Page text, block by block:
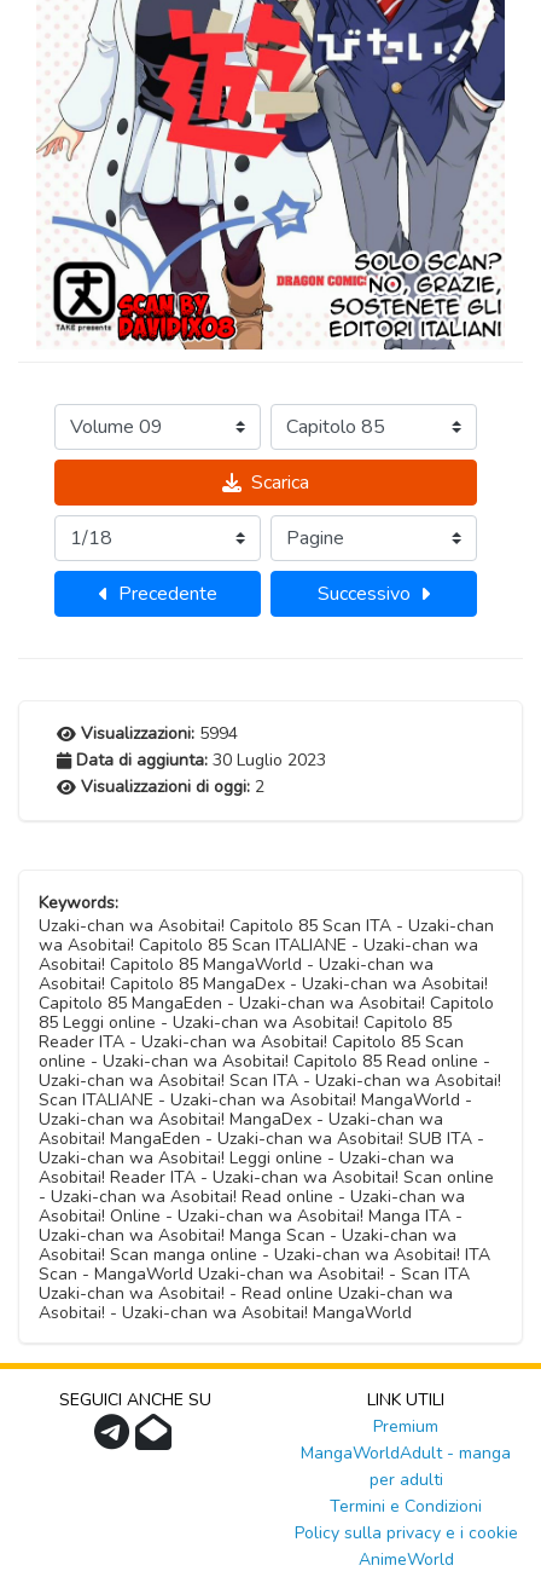
Scarica
Precedente Successivo
Visualizzazioni: 5994
Data di aggiunta: 30 Luglio 2023
Visualizzazioni di oggi: 2
Keywords:
Uzaki-chan wa Asobitai! Capitolo 85 Scan ITA - Uzaki-chan
wa Asobitai! Capitolo 85 Scan ITALIANE - Uzaki-chan wa
Asobitai! Capitolo 85 MangaWorld - Uzaki-chan wa
Asobitai! Capitolo 85 MangaDex - Uzaki-chan wa Asobitai!
Capitolo 85 MangaEden - Uzaki-chan wa Asobitai! Capitolo
85 Leggi online - Uzaki-chan wa Asobitai! Capitolo 85
Reader ITA - Uzaki-chan wa Asobitai! Capitolo 85 Scan
online - Uzaki-chan wa Asobitai! Capitolo 85 Read online -
Uzaki-chan wa Asobitai! Scan ITA - Uzaki-chan wa Asobitai!
Scan ITALIANE - Uzaki-chan wa Asobitai! MangaWorld -
Uzaki-chan wa Asobitai! MangaDex - Uzaki-chan wa
Asobitai! MangaEden - Uzaki-chan wa Asobitai! SUB ITA -
Uzaki-chan wa Asobitai! Leggi online - Uzaki-chan wa
Asobitai! Reader ITA - Uzaki-chan wa Asobitai! Scan online
- Uzaki-chan wa Asobitai! Read online - Uzaki-chan wa
Asobitai! Online - Uzaki-chan wa Asobitai! Manga ITA -
Uzaki-chan wa Asobitai! Manga Scan - Uzaki-chan wa
Asobitai! Scan manga online - Uzaki-chan wa Asobitai! ITA
Scan - MangaWorld Uzaki-chan wa Asobitai! - Scan ITA
Uzaki-chan wa Asobitai! - Read online Uzaki-chan wa
Asobitai! - Uzaki-chan wa Asobitai! MangaWorld
SEGUICI ANCHE SU
LINK UTILI
Premium
MangaWorldAdult - manga
per adulti
Termini e Condizioni
Policy sulla privacy e i cookie
AnimeWorld